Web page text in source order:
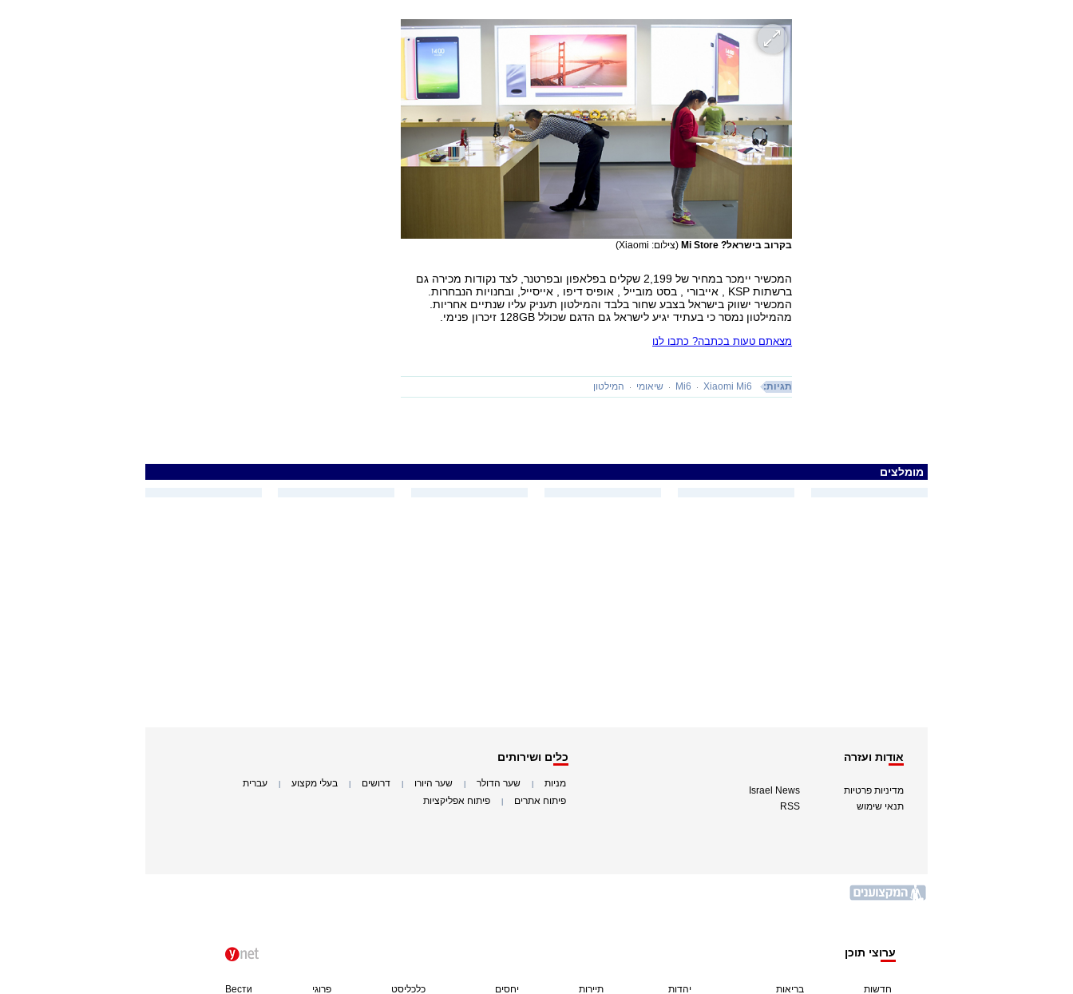
בקרוב בישראל? Mi Store (צילום: Xiaomi)
המכשיר יימכר במחיר של 2,199 שקלים בפלאפון ובפרטנר, לצד נקודות מכירה גם
ברשתות KSP , אייבורי , בסט מובייל , אופיס דיפו , אייסייל, ובחנויות הנבחרות.
המכשיר ישווק בישראל בצבע שחור בלבד והמילטון תעניק עליו שנתיים אחריות.
מהמילטון נמסר כי בעתיד יגיע לישראל גם הדגם שכולל 128GB זיכרון פנימי.
מצאתם טעות בכתבה? כתבו לנו
תגיות: Xiaomi Mi6
Mi6 שיאומי המילטון
מומלצים
אודות ועזרה
מדיניות פרטיות
תנאי שימוש
Israel News
RSS
כלים ושירותים
מניות שער הדולר שער היורו דרושים בעלי מקצוע עברית
פיתוח אתרים פיתוח אפליקציות
ערוצי תוכן
חדשות בריאות יהדות תיירות יחסים כלכליסט פרוגי Вести